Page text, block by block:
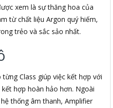
xem là sự thăng hoa của
từ chất liệu Argon quý hiếm,
trẻo và sắc sảo nhất.
Class giúp việc kết hợp với
hợp hoàn hảo hơn. Ngoài
thống âm thanh, Amplifier